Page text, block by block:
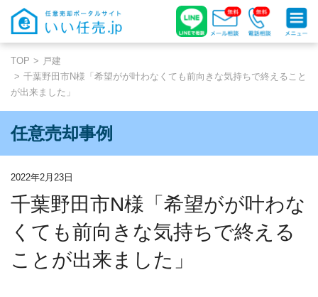
TOP
戸建
千葉野田市N様「希望がが叶わなくても前向きな気持ちで終えること
が出来ました」
任意売却事例
2022年2月23日
千葉野田市N様「希望がが叶わな
くても前向きな気持ちで終える
ことが出来ました」